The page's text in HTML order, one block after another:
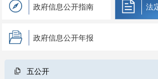
政府信息公开指南 法
政府信息公开年报
五公开